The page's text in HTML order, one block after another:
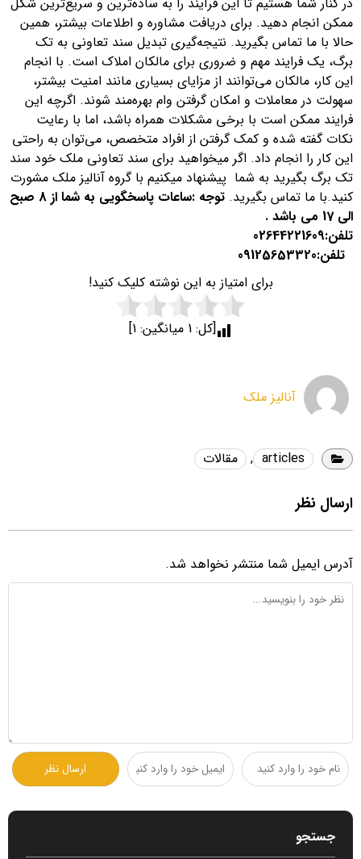
ممکن انجام دهید. برای دریافت مشاوره و اطلاعات بیشتر، همین
حالا با ما تماس بگیرید. نتیجه‌گیری تبدیل سند تعاونی به تک
برگ، یک فرایند مهم و ضروری برای مالکان املاک است. با انجام
این کار، مالکان می‌توانند از مزایای بسیاری مانند امنیت بیشتر،
سهولت در معاملات و امکان گرفتن وام بهره‌مند شوند. اگرچه این
فرایند ممکن است با برخی مشکلات همراه باشد، اما با رعایت
نکات گفته شده و کمک گرفتن از افراد متخصص، می‌توان به راحتی
این کار را انجام داد. اگر میخواهید برای سند تعاونی ملک خود سند
تک برگ بگیرید به شما پیشنهاد میکنیم با گروه آنالیز ملک مشورت
کنید.با ما تماس بگیرید.
توجه :ساعات پاسخگویی به شما از 8 صبح
الی 17 می باشد .
تلفن:02644221609
تلفن:09125653320
برای امتیاز به این نوشته کلیک کنید!
[کل: 1 میانگین: 1
]
آنالیز ملک
articles
, مقالات
ارسال نظر
آدرس ایمیل شما منتشر نخواهد شد.
جستجو